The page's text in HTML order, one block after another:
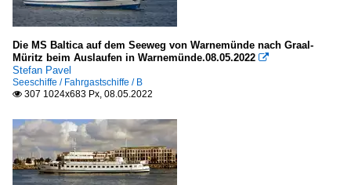
Die MS Baltica auf dem Seeweg von Warnemünde nach Graal-
Müritz beim Auslaufen in Warnemünde.08.05.2022 
Stefan Pavel
Seeschiffe / Fahrgastschiffe / B
 307 1024x683 Px, 08.05.2022